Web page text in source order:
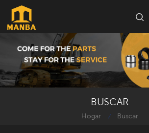
BUSCAR
Hogar / Buscar